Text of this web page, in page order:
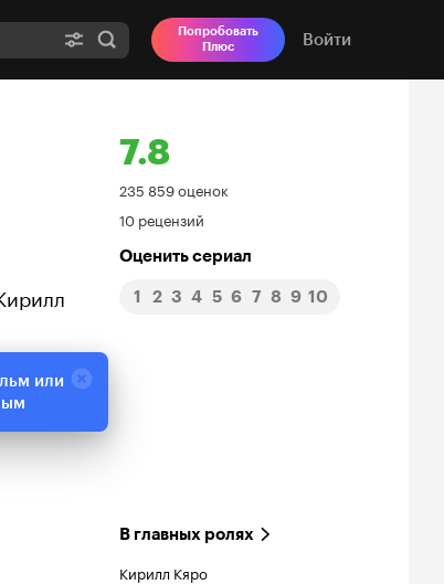
Попробовать
Плюс
Войти
7.8
Рейтинг
Кинопоиска
7.8
235 859 оценок
10 рецензий
Оценить сериал
1 2 3 4 5 6 7 8 9 10
В главных ролях
Кирилл Кяро
или